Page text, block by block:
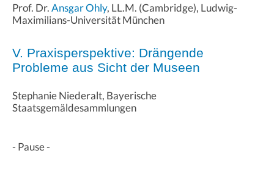
Prof. Dr.Ansgar Ohly, LL.M. (Cambridge), Ludwig-
Maximilians-Universität München
V. Praxisperspektive: Drängende
Probleme aus Sicht der Museen
Stephanie Niederalt, Bayerische
Staatsgemäldesammlungen
- Pause -